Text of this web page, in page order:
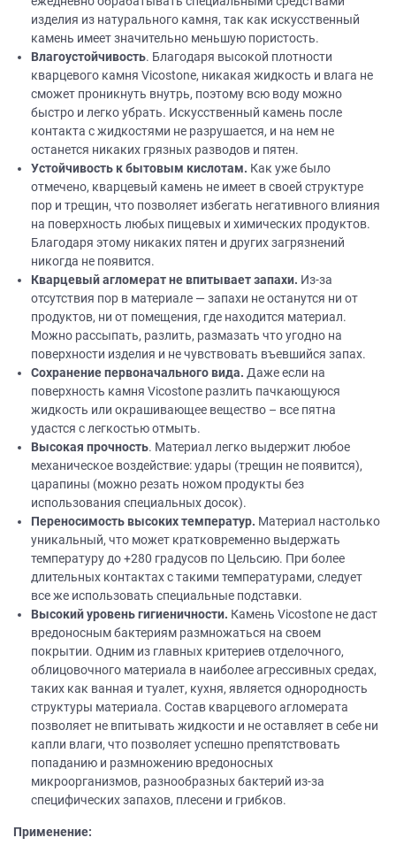
изделия из натурального камня, так как искусственный
камень имеет значительно меньшую пористость.
Влагоустойчивость. Благодаря высокой плотности
кварцевого камня Vicostone, никакая жидкость и влага не
сможет проникнуть внутрь, поэтому всю воду можно
быстро и легко убрать. Искусственный камень после
контакта с жидкостями не разрушается, и на нем не
останется никаких грязных разводов и пятен.
Устойчивость к бытовым кислотам. Как уже было
отмечено, кварцевый камень не имеет в своей структуре
пор и трещин, что позволяет избегать негативного влияния
на поверхность любых пищевых и химических продуктов.
Благодаря этому никаких пятен и других загрязнений
никогда не появится.
Кварцевый агломерат не впитывает запахи. Из-за
отсутствия пор в материале — запахи не останутся ни от
продуктов, ни от помещения, где находится материал.
Можно рассыпать, разлить, размазать что угодно на
поверхности изделия и не чувствовать въевшийся запах.
Сохранение первоначального вида. Даже если на
поверхность камня Vicostone разлить пачкающуюся
жидкость или окрашивающее вещество – все пятна
удастся с легкостью отмыть.
Высокая прочность. Материал легко выдержит любое
механическое воздействие: удары (трещин не появится),
царапины (можно резать ножом продукты без
использования специальных досок).
Переносимость высоких температур. Материал настолько
уникальный, что может кратковременно выдержать
температуру до +280 градусов по Цельсию. При более
длительных контактах с такими температурами, следует
все же использовать специальные подставки.
Высокий уровень гигиеничности. Камень Vicostone не даст
вредоносным бактериям размножаться на своем
покрытии. Одним из главных критериев отделочного,
облицовочного материала в наиболее агрессивных средах,
таких как ванная и туалет, кухня, является однородность
структуры материала. Состав кварцевого агломерата
позволяет не впитывать жидкости и не оставляет в себе ни
капли влаги, что позволяет успешно препятствовать
попаданию и размножению вредоносных
микроорганизмов, разнообразных бактерий из-за
специфических запахов, плесени и грибков.
Применение: